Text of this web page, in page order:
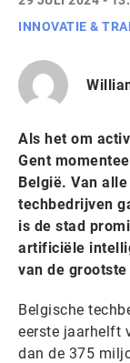
INNOVATIE &
Als het om
Gent
België. Van
techbedrijven
is de stad
artificiële
van de
Belgische
eerste jaarhelft
dan de 375